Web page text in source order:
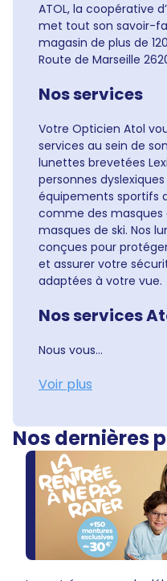
ATOL, la coopérative
met tout son savoir-
magasin de plus de
Route de Marseille
Nos services
Votre Opticien Atol
services au sein de
lunettes brevetées
personnes
équipements sportifs
comme des masques
masques de ski. Nos
conçues pour
et assurer votre
adaptées à votre vue.
Nos services
Nous vous...
Voir plus
Nos dernières